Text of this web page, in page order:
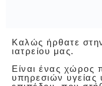
Καλώς ήρθατε
ιατρείου μας.
Είναι ένας χώρος
υπηρεσιών υγείας